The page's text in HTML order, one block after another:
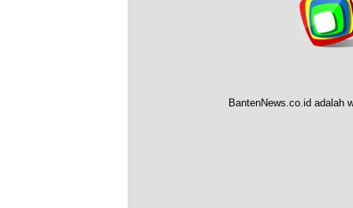
BantenNews.co.id adalah